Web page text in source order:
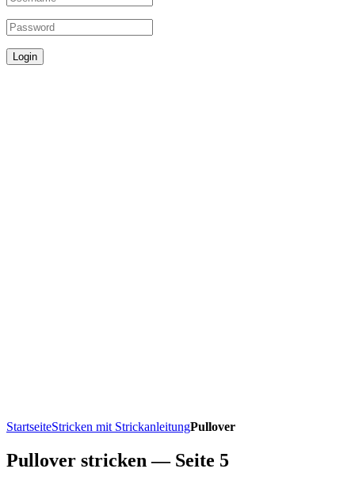
StartseiteStricken mit StrickanleitungPullover
Pullover stricken — Seite 5